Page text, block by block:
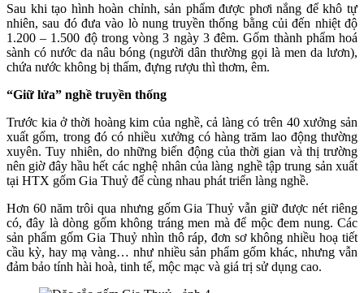
Sau khi tạo hình hoàn chỉnh, sản phẩm được phơi nắng để khô tự
nhiên, sau đó đưa vào lò nung truyền thống bằng củi đến nhiệt độ
1.200 – 1.500 độ trong vòng 3 ngày 3 đêm. Gốm thành phẩm hoá
sành có nước da nâu bóng (người dân thường gọi là men da lươn),
chứa nước không bị thấm, đựng rượu thì thơm, êm.
“Giữ lửa” nghề truyền thống
Trước kia ở thời hoàng kim của nghề, cả làng có trên 40 xưởng sản
xuất gốm, trong đó có nhiều xưởng có hàng trăm lao động thường
xuyên. Tuy nhiên, do những biến động của thời gian và thị trường
nên giờ đây hầu hết các nghệ nhân của làng nghề tập trung sản xuất
tại HTX gốm Gia Thuỷ để cùng nhau phát triển làng nghề.
Hơn 60 năm trôi qua nhưng gốm Gia Thuỷ vẫn giữ được nét riêng
có, đây là dòng gốm không tráng men mà để mộc đem nung. Các
sản phẩm gốm Gia Thuỷ nhìn thô ráp, đơn sơ không nhiều hoạ tiết
cầu kỳ, hay mạ vàng… như nhiều sản phẩm gốm khác, nhưng vẫn
đảm bảo tính hài hoà, tinh tế, mộc mạc và giá trị sử dụng cao.